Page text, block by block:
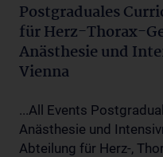
Postgraduales
für Herz-Thorax-
Anästhesie und
Vienna
...All Events
Anästhesie und
Abteilung für Herz-,